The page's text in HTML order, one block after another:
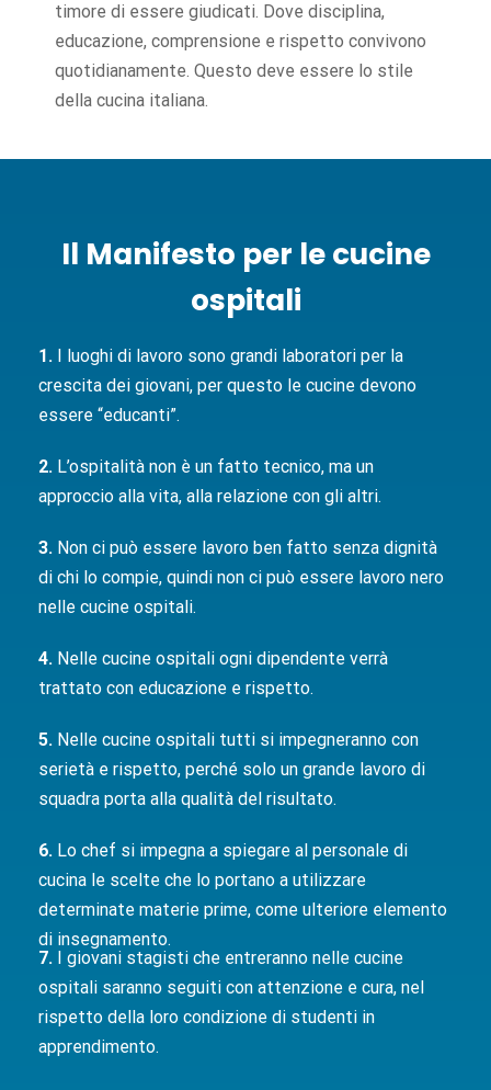
timore di essere giudicati. Dove disciplina,
educazione, comprensione e rispetto convivono
quotidianamente. Questo deve essere lo stile
della cucina italiana.
Il Manifesto per le cucine
ospitali
1. I luoghi di lavoro sono grandi laboratori per la
crescita dei giovani, per questo le cucine devono
essere “educanti”.
2. L’ospitalità non è un fatto tecnico, ma un
approccio alla vita, alla relazione con gli altri.
3. Non ci può essere lavoro ben fatto senza dignità
di chi lo compie, quindi non ci può essere lavoro nero
nelle cucine ospitali.
4. Nelle cucine ospitali ogni dipendente verrà
trattato con educazione e rispetto.
5. Nelle cucine ospitali tutti si impegneranno con
serietà e rispetto, perché solo un grande lavoro di
squadra porta alla qualità del risultato.
6. Lo chef si impegna a spiegare al personale di
cucina le scelte che lo portano a utilizzare
determinate materie prime, come ulteriore elemento
di insegnamento.
7. I giovani stagisti che entreranno nelle cucine
ospitali saranno seguiti con attenzione e cura, nel
rispetto della loro condizione di studenti in
apprendimento.